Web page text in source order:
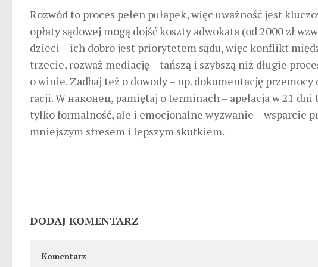
Rozwód to proces pełen pułapek, więc uważność jest
opłaty sądowej mogą dojść koszty adwokata (od 2000 zł
dzieci – ich dobro jest priorytetem sądu, więc konflikt
trzecie, rozważ mediację – tańszą i szybszą niż długie
o winie. Zadbaj też o dowody – np. dokumentację
racji. W наконец, pamiętaj o terminach – apelacja w 21
tylko formalność, ale i emocjonalne wyzwanie – wsparcie
mniejszym stresem i lepszym skutkiem.
DODAJ KOMENTARZ
Komentarz